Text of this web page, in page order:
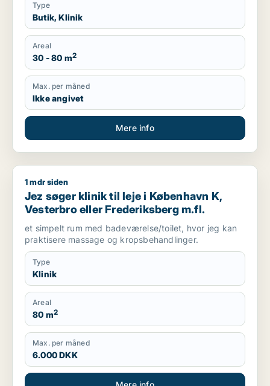
Type
Butik, Klinik
Areal
30 - 80 m2
Max. per måned
Ikke angivet
Mere info
Jez søger klinik til leje i København K, Vesterbro eller
1 mdr siden
Jez søger klinik til leje i København K,
Vesterbro eller Frederiksberg m.fl.
et simpelt rum med badeværelse/toilet, hvor jeg kan
praktisere massage og kropsbehandlinger.
Type
Klinik
Areal
80 m2
Max. per måned
6.000 DKK